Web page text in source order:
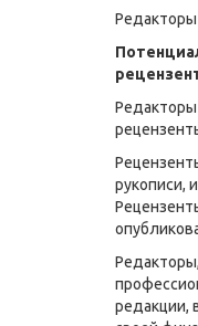
Редакторы
рукописи,
редакции,